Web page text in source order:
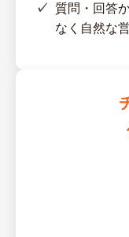
質問・回答
なく自然な